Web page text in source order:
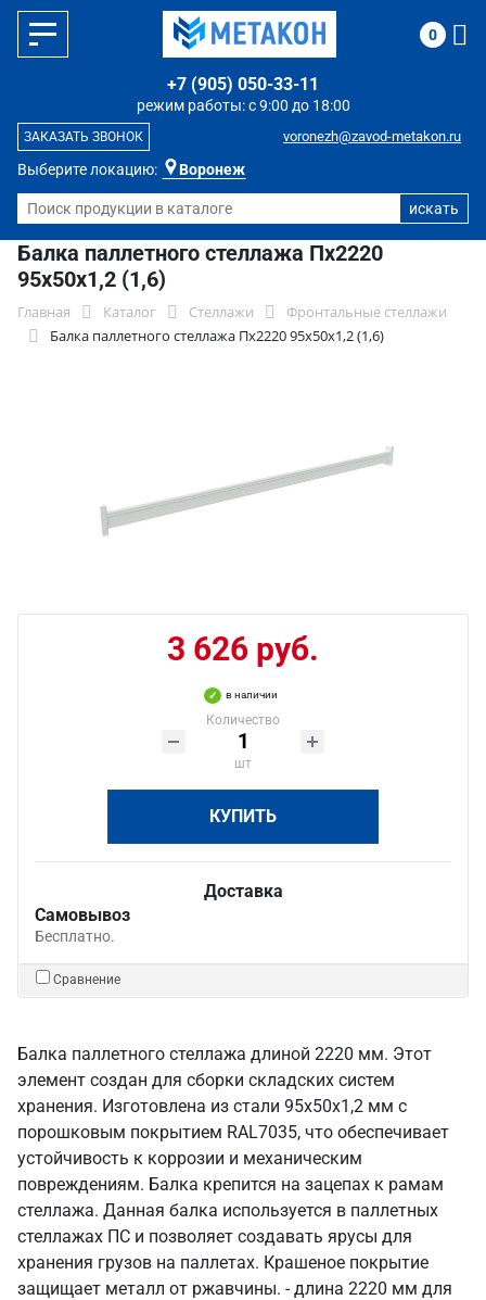
Выберите локацию: Воронеж
режим работы: с 9:00 до 18:00
+7 (905) 050-33-11
voronezh@zavod-metakon.ru
ЗАКАЗАТЬ ЗВОНОК
0
Балка паллетного стеллажа Пх2220
95х50х1,2 (1,6)
Главная Каталог Стеллажи
Фронтальные стеллажи
Балка паллетного стеллажа Пх2220 95х50х1,2 (1,6)
3 626 руб.
в наличии
Количество
шт
КУПИТЬ
Доставка
Самовывоз
Бесплатно.
Сравнение
Балка паллетного стеллажа длиной 2220 мм. Этот
элемент создан для сборки складских систем
хранения. Изготовлена из стали 95х50х1,2 мм с
порошковым покрытием RAL7035, что обеспечивает
устойчивость к коррозии и механическим
повреждениям. Балка крепится на зацепах к рамам
стеллажа. Данная балка используется в паллетных
стеллажах ПС и позволяет создавать ярусы для
хранения грузов на паллетах. Крашеное покрытие
защищает металл от ржавчины. - длина 2220 мм для